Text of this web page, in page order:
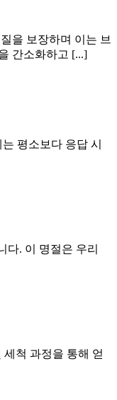
을 보장하며 이는 브
간소화하고 [...]
평소보다 응답 시
. 이 명절은 우리
척 과정을 통해 얻